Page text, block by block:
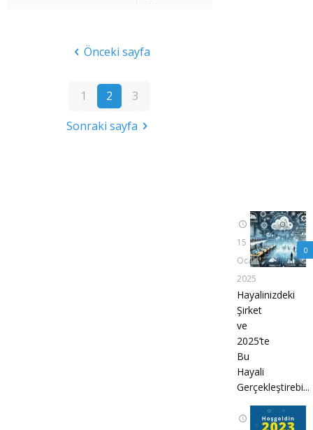
Önceki sayfa
1 2
3
Sonraki sayfa
0
15
Ocak
2025
Hayalinizdeki
Şirket
ve
2025’te
Bu
Hayali
Gerçekleştirebi...